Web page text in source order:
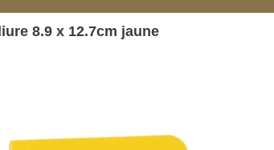
8.9 x 12.7cm jaune